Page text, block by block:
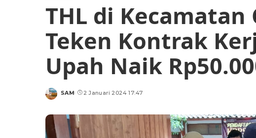
THL di Kecamatan
Teken Kontrak
Upah Naik
Posted
SAM 2 Januari 2024 17:47